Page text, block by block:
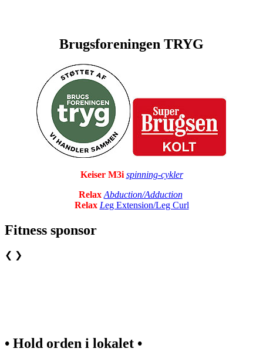
Brugsforeningen TRYG
Keiser M3i spinning-cykler
Relax Abduction/Adduction
Relax Leg Extension/Leg Curl
Fitness sponsor
❮ ❯
• Hold orden i lokalet •